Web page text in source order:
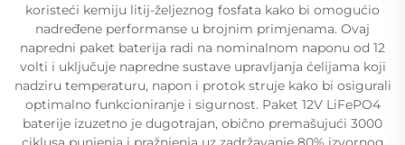
koristeći kemiju litij-željeznog fosfata kako bi omogućio
nadređene performanse u brojnim primjenama. Ovaj
napredni paket baterija radi na nominalnom naponu od 12
volti i uključuje napredne sustave upravljanja ćelijama koji
nadziru temperaturu, napon i protok struje kako bi osigurali
optimalno funkcioniranje i sigurnost. Paket 12V LiFePO4
baterije izuzetno je dugotrajan, obično premašujući 3000